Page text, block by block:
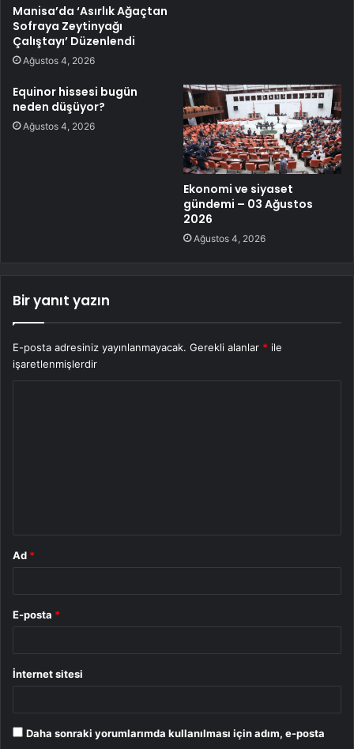
Manisa’da ‘Asırlık Ağaçtan
Sofraya Zeytinyağı
Çalıştayı’ Düzenlendi
Ağustos 4, 2026
Equinor hissesi bugün
neden düşüyor?
Ağustos 4, 2026
Ekonomi ve siyaset
gündemi – 03 Ağustos
2026
Ağustos 4, 2026
Bir yanıt yazın
E-posta adresiniz yayınlanmayacak. Gerekli alanlar * ile
işaretlenmişlerdir
Ad *
E-posta *
İnternet sitesi
Daha sonraki yorumlarımda kullanılması için adım, e-posta